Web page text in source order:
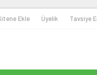
Ekle Üyelik Tavsiye